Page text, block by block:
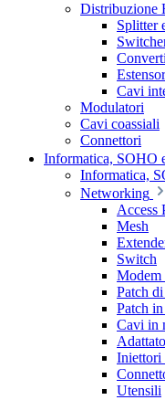
Distribuzione
Splitter
Cavi
Modulatori
Cavi coassiali
Connettori
Informatica, SOHO
Informatica,
Networking
Access
Mesh
Switch
Modem
Patch
Patch
Cavi in
Iniettori
Utensili